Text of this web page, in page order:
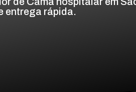
entrega rápida.